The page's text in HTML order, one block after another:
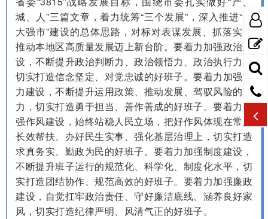
城、人”三篇文章，着力统筹“三个发展”，深入推进“六
大强市”建设的总体思路，对标对表谋发展、抓落实，
推动本地区高质量发展迈上新台阶。要着力加强政治建
设，不断提升政治判断力、政治领悟力、政治执行力，
切实打造信念坚定、对党忠诚的好班子。要着力加强能
力建设，不断提升运用政策、推动发展、驾驭风险的能
力，切实打造勇于担当、善作善成的好班子。要着力加
强作风建设，始终站稳人民立场，把好作风体现在常态
长效帮扶、办好民生实事、强化基层治理上，切实打造
求真务实、勤政为民的好班子。要着力加强制度建设，
不断提升班子运行的规范化、科学化、制度化水平，切
实打造团结协作、规范高效的好班子。要着力加强廉政
建设，自觉扛牢政治责任、守好廉洁底线、涵养良好家
风，切实打造纪律严明、风清气正的好班子。